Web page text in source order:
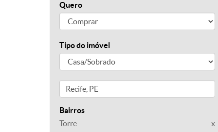
Quero
Tipo do imóvel
Bairros
Torre
x